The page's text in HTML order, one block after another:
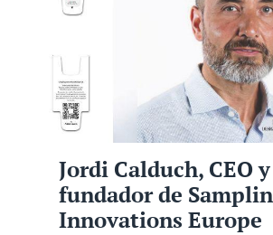
Jordi Calduch, CEO
fundador de
Innovations Europe